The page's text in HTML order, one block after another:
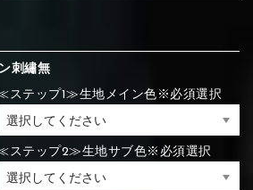
⑭Caramel
⑭Caramel ⑮Wine red
⑭Pink ⑮Rose pink
⑪Blue ⑫Aqua blue
⑭Pink ⑮Rose pink
刺繡無
ステップ1≫生地メイン色※必須選択
ステップ2≫生地サブ色※必須選択